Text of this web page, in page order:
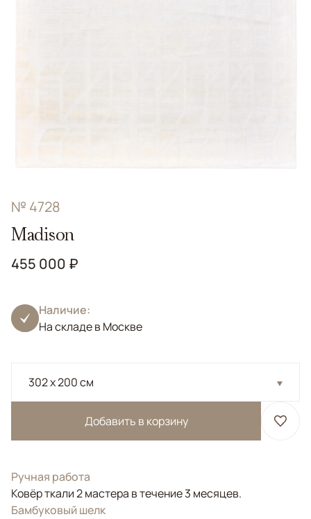
№ 4728
Madison
455 000 ₽
Наличие:
На складе в Москве
302 x 200 см
Добавить в корзину
Ручная работа
Ковёр ткали 2 мастера в течение 3 месяцев.
Бамбуковый шелк